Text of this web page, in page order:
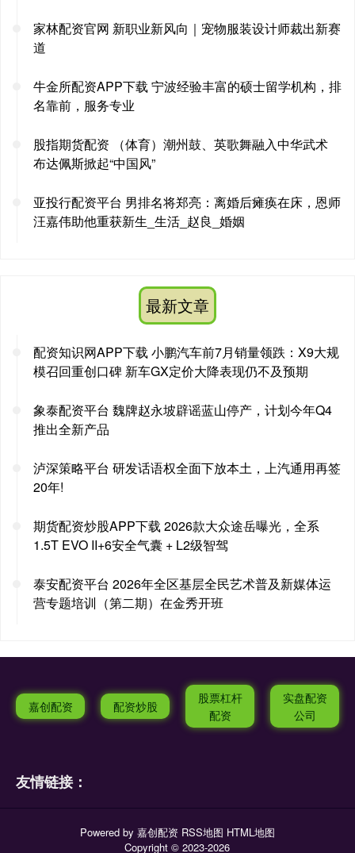
家林配资官网 新职业新风向｜宠物服装设计师裁出新赛
道
牛金所配资APP下载 宁波经验丰富的硕士留学机构，排
名靠前，服务专业
股指期货配资 （体育）潮州鼓、英歌舞融入中华武术
布达佩斯掀起“中国风”
亚投行配资平台 男排名将郑亮：离婚后瘫痪在床，恩师
汪嘉伟助他重获新生_生活_赵良_婚姻
最新文章
配资知识网APP下载 小鹏汽车前7月销量领跌：X9大规
模召回重创口碑 新车GX定价大降表现仍不及预期
象泰配资平台 魏牌赵永坡辟谣蓝山停产，计划今年Q4
推出全新产品
泸深策略平台 研发话语权全面下放本土，上汽通用再签
20年!
期货配资炒股APP下载 2026款大众途岳曝光，全系
1.5T EVO II+6安全气囊 + L2级智驾
泰安配资平台 2026年全区基层全民艺术普及新媒体运
营专题培训（第二期）在金秀开班
嘉创配资 配资炒股
股票杠杆
配资
实盘配资
公司
友情链接：
Powered by 嘉创配资 RSS地图 HTML地图
Copyright© 2023-2026